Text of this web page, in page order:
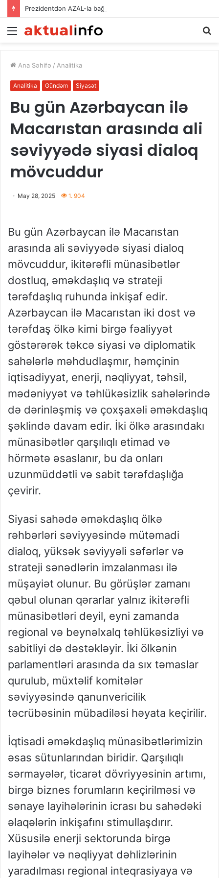
Prezidentdən AZAL-la bağlı FƏRMAN
Menu
Ana Səhifə / Analitika
Analitika Gündəm Siyasət
Bu gün Azərbaycan ilə
Macarıstan arasında ali
səviyyədə siyasi dialoq
mövcuddur
May 28, 2025 1. 904
Bu gün Azərbaycan ilə Macarıstan
arasında ali səviyyədə siyasi dialoq
mövcuddur, ikitərəfli münasibətlər
dostluq, əməkdaşlıq və strateji
tərəfdaşlıq ruhunda inkişaf edir.
Azərbaycan ilə Macarıstan iki dost və
tərəfdaş ölkə kimi birgə fəaliyyət
göstərərək təkcə siyasi və diplomatik
sahələrlə məhdudlaşmır, həmçinin
iqtisadiyyat, enerji, nəqliyyat, təhsil,
mədəniyyət və təhlükəsizlik sahələrində
də dərinləşmiş və çoxşaxəli əməkdaşlıq
şəklində davam edir. İki ölkə arasındakı
münasibətlər qarşılıqlı etimad və
hörmətə əsaslanır, bu da onları
uzunmüddətli və sabit tərəfdaşlığa
çevirir.
Siyasi sahədə əməkdaşlıq ölkə
rəhbərləri səviyyəsində mütəmadi
dialoq, yüksək səviyyəli səfərlər və
strateji sənədlərin imzalanması ilə
müşayiət olunur. Bu görüşlər zamanı
qəbul olunan qərarlar yalnız ikitərəfli
münasibətləri deyil, eyni zamanda
regional və beynəlxalq təhlükəsizliyi və
sabitliyi də dəstəkləyir. İki ölkənin
parlamentləri arasında da sıx təmaslar
qurulub, müxtəlif komitələr
səviyyəsində qanunvericilik
təcrübəsinin mübadiləsi həyata keçirilir.
İqtisadi əməkdaşlıq münasibətlərimizin
əsas sütunlarından biridir. Qarşılıqlı
sərmayələr, ticarət dövriyyəsinin artımı,
birgə biznes forumların keçirilməsi və
sənaye layihələrinin icrası bu sahədəki
əlaqələrin inkişafını stimullaşdırır.
Xüsusilə enerji sektorunda birgə
layihələr və nəqliyyat dəhlizlərinin
yaradılması regional inteqrasiyaya və